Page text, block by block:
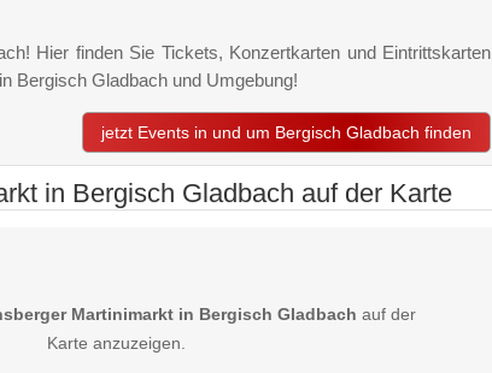
Hier finden Sie Tickets, Konzertkarten und Eintrittskarten
Bergisch Gladbach und Umgebung!
jetzt Events in und um Bergisch Gladbach finden
in Bergisch Gladbach auf der Karte
Martinimarkt in Bergisch Gladbach auf der
Karte anzuzeigen.